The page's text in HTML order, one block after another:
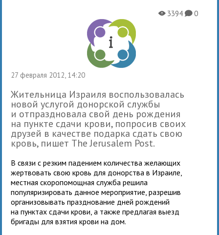
27 февраля 2012, 14:20
X3394K0
Жительница Израиля воспользовалась
новой услугой донорской службы
и отпраздновала свой день рождения
на пункте сдачи крови, попросив своих
друзей в качестве подарка сдать свою
кровь, пишет The Jerusalem Post.
В связи с резким падением количества желающих
жертвовать свою кровь для донорства в Израиле,
местная скоропомощная служба решила
популяризировать данное мероприятие, разрешив
организовывать празднование дней рождений
на пунктах сдачи крови, а также предлагая выезд
бригады для взятия крови на дом.